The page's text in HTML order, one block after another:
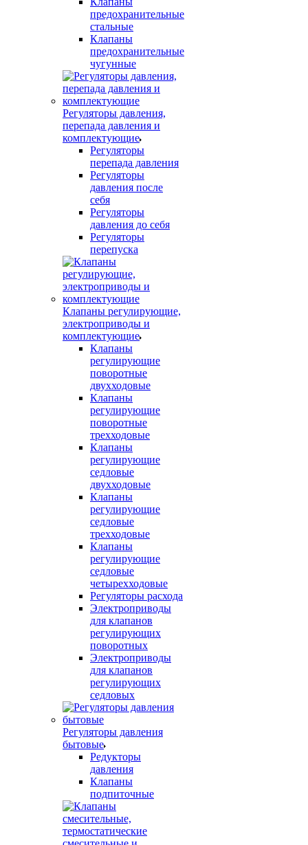
предохранительные
стальные
Клапаны
предохранительные
чугунные
Регуляторы давления,
перепада давления и
комплектующие
Регуляторы
перепада давления
Регуляторы
давления после
себя
Регуляторы
давления до себя
Регуляторы
перепуска
Клапаны регулирующие,
электроприводы и
комплектующие
Клапаны
регулирующие
поворотные
двухходовые
Клапаны
регулирующие
поворотные
трехходовые
Клапаны
регулирующие
седловые
двухходовые
Клапаны
регулирующие
седловые
трехходовые
Клапаны
регулирующие
седловые
четырехходовые
Регуляторы расхода
Электроприводы
для клапанов
регулирующих
поворотных
Электроприводы
для клапанов
регулирующих
седловых
Регуляторы давления
бытовые
Редукторы
давления
Клапаны
подпиточные